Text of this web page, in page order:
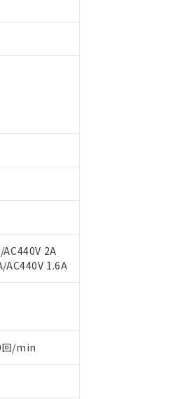
2A
AC440V 1.6A
回/min
る商品もあることをご了承ください。
異なる場合があることをご了承くださ
ク
」をご確認ください。
漏洩または開示しないようお願いしま
には、I-Webメンバーズにご登録され
ついて、当社および当社の共同利用者
要な範囲で利用することをご了承くだ
提供可能な商品です。
替える予定のある商品です。
、対応品を出す予定はありません。
中または確認中の商品です。
商品です。
明した場合などやむを得ず変更すること
しています。
ます。
示します。
とを示します。
リ臭化ジフェニルエーテル類) : 1000ppm、
フタル酸ブチルベンジル) : 1000ppm、
します。
境に深刻な影響を及ぼさない年数を意
3の内容を当該第三者に通知します。
るおそれがある場合は、取り引きをい
キャンセル